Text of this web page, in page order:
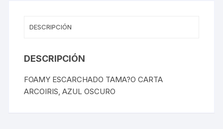
DESCRIPCIÓN
DESCRIPCIÓN
FOAMY ESCARCHADO TAMA?O CARTA
ARCOIRIS, AZUL OSCURO